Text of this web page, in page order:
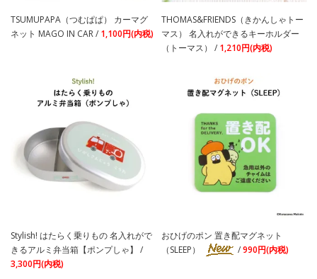
TSUMUPAPA（つむぱぱ） カーマグ
ネット MAGO IN CAR / 1,100円(内税)
THOMAS&FRIENDS（きかんしゃトー
マス） 名入れができるキーホルダー
（トーマス） / 1,210円(内税)
Stylish! はたらく乗りもの 名入れがで
きるアルミ弁当箱【ポンプしゃ】 /
3,300円(内税)
おひげのポン 置き配マグネット
（SLEEP）
/990円(内税)